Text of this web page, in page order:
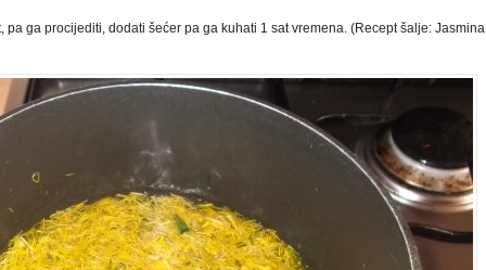
pa ga procijediti, dodati šećer pa ga kuhati 1 sat vremena. (Recept šalje: Jasmina